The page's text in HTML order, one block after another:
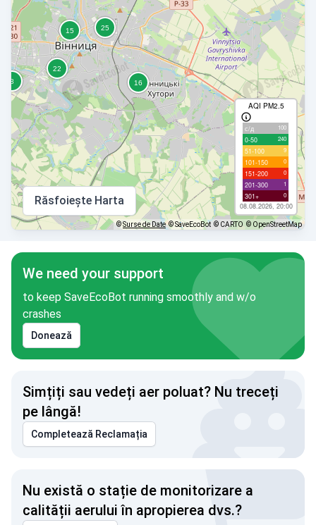
AQI PM2.5
с/д 100
0-50 240
51-100 9
101-150 0
151-200 0
201-300 1
301+ 0
08.08.2026, 20:00
Răsfoiește Harta
©Surse de Date © SaveEcoBot © CARTO © OpenStreetMap
We need your support
to keep SaveEcoBot running smoothly and w/o
crashes
Donează
Simțiți sau vedeți aer poluat? Nu treceți
pe lângă!
Completează Reclamația
Nu există o stație de monitorizare a
calității aerului în apropierea dvs.?